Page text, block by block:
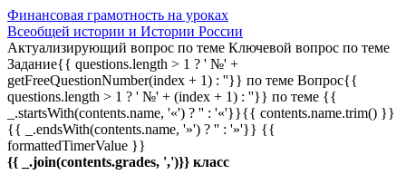
Финансовая грамотность на уроках
Всеобщей истории и Истории России
Актуализирующий вопрос по теме Ключевой вопрос по теме
Задание{{ questions.length > 1 ? ' №' +
getFreeQuestionNumber(index + 1) : ''}} по теме Вопрос{{
questions.length > 1 ? ' №' + (index + 1) : ''}} по теме {{
_.startsWith(contents.name, '«') ? '' : '«'}}{{ contents.name.trim() }}
{{ _.endsWith(contents.name, '»') ? '' : '»'}} {{
formattedTimerValue }}
{{ _.join(contents.grades, ',')}} класс